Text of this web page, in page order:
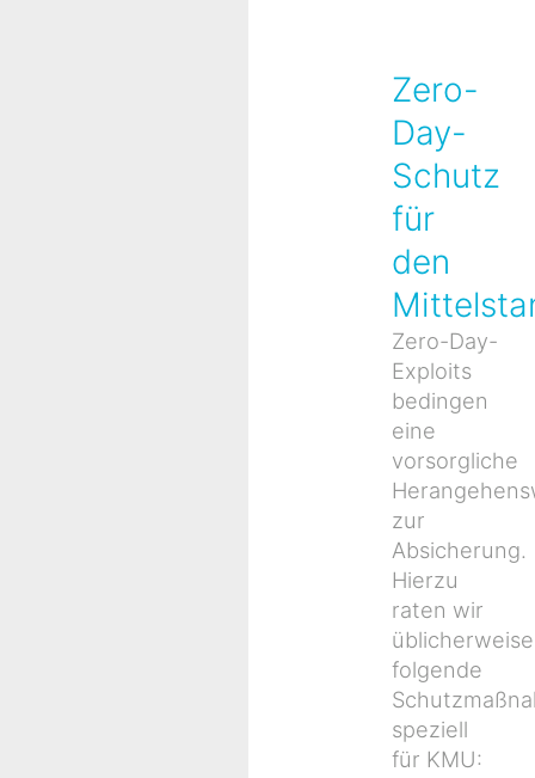
Zero-
Day-
Schutz
für
den
Zero-Day-
Exploits
bedingen
eine
vorsorgliche
zur
Absicherung.
Hierzu
raten wir
üblicherweise
folgende
speziell
für KMU: